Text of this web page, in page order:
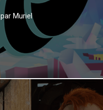
par Muriel